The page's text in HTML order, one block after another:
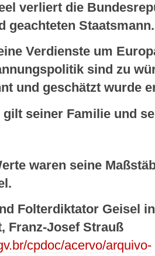
verliert die
geachteten
Verdienste um
sind zu
und geschätzt wurde
seiner Familie und
waren seine
Folterdiktator Geisel
Franz-Josef Strauß
cpdoc/acervo/arquivo-